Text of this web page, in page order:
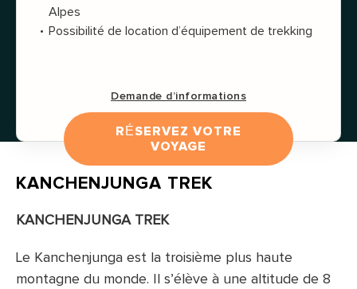
Alpes
Possibilité de location d’équipement de trekking
Demande d’informations
RÉSERVEZ VOTRE
VOYAGE
KANCHENJUNGA TREK
KANCHENJUNGA TREK
Le Kanchenjunga est la troisième plus haute
montagne du monde. Il s’élève à une altitude de 8